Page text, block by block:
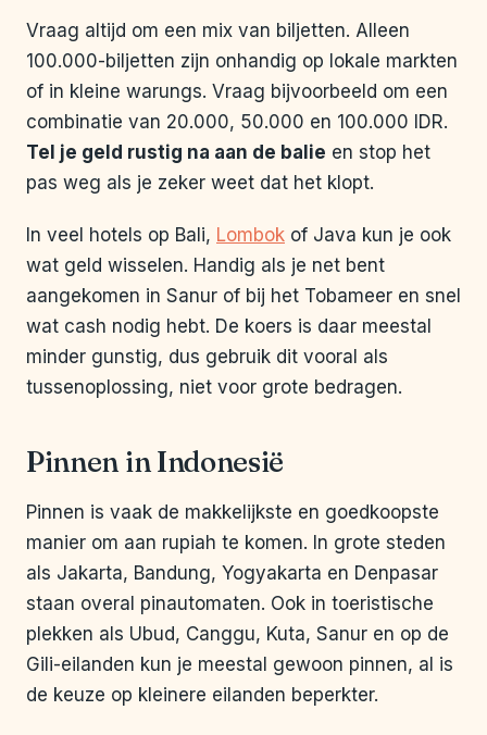
Vraag altijd om een mix van biljetten. Alleen
100.000-biljetten zijn onhandig op lokale markten
of in kleine warungs. Vraag bijvoorbeeld om een
combinatie van 20.000, 50.000 en 100.000 IDR.
Tel je geld rustig na aan de balie en stop het
pas weg als je zeker weet dat het klopt.
In veel hotels op Bali, Lombok of Java kun je ook
wat geld wisselen. Handig als je net bent
aangekomen in Sanur of bij het Tobameer en snel
wat cash nodig hebt. De koers is daar meestal
minder gunstig, dus gebruik dit vooral als
tussenoplossing, niet voor grote bedragen.
Pinnen in Indonesië
Pinnen is vaak de makkelijkste en goedkoopste
manier om aan rupiah te komen. In grote steden
als Jakarta, Bandung, Yogyakarta en Denpasar
staan overal pinautomaten. Ook in toeristische
plekken als Ubud, Canggu, Kuta, Sanur en op de
Gili-eilanden kun je meestal gewoon pinnen, al is
de keuze op kleinere eilanden beperkter.